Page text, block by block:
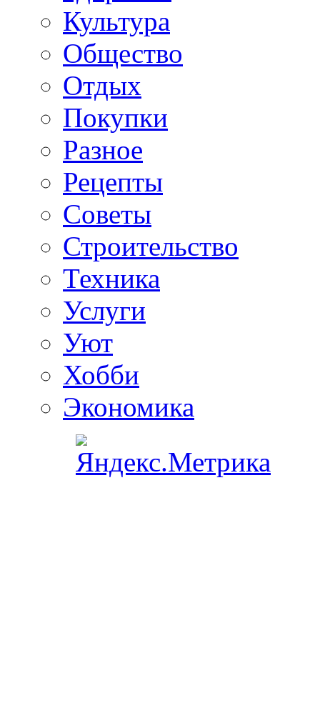
Культура
Общество
Отдых
Покупки
Разное
Рецепты
Советы
Строительство
Техника
Услуги
Уют
Хобби
Экономика